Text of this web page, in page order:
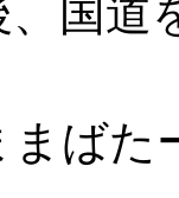
、国道
まば